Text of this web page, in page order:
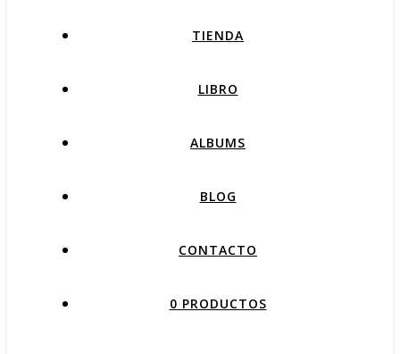
TIENDA
LIBRO
ALBUMS
BLOG
CONTACTO
0 PRODUCTOS